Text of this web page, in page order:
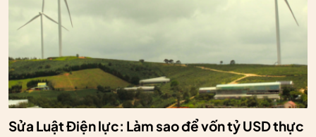
Sửa Luật Điện lực: Làm sao để vốn tỷ USD thực